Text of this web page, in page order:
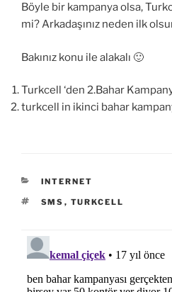
Böyle bir kampanya olsa,
mi? Arkadaşınız neden ilk
Bakınız konu ile alakalı 🙂
Turkcell ‘den 2.Bahar
turkcell in ikinci bahar
KATEGORILER
INTERNET
ETIKETLER
SMS , TURKCELL